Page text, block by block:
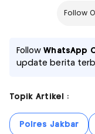
Follow
FollowWhatsApp
update berita
Topik Artikel :
Polres Jakbar